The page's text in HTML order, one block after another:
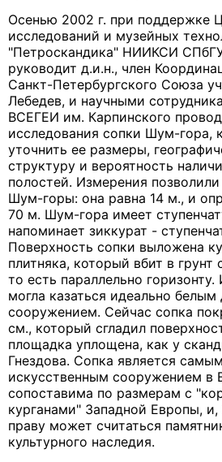
Осенью 2002 г. при поддержке
исследований и музейных
"Петроскандика" НИИКСИ
руководит д.и.н., член
Санкт-Петербургского Союза
Лебедев, и научными
ВСЕГЕИ им. Карпинского
исследования сопки Шум-гора,
уточнить ее размеры,
структуру и вероятность
полостей. Измерения
Шум-горы: она равна 14 м., и
70 м. Шум-гора имеет
напоминает зиккурат -
Поверхность сопки выложена
плитняка, который вбит в грунт
то есть параллельно горизонту.
могла казаться идеально
сооружением. Сейчас сопка
см., который сгладил
площадка уплощена, как у
Гнездова. Сопка является
искусственным сооружением в
сопоставима по размерам с
курганами" Западной Европы, и,
праву может считаться
культурного наследия.